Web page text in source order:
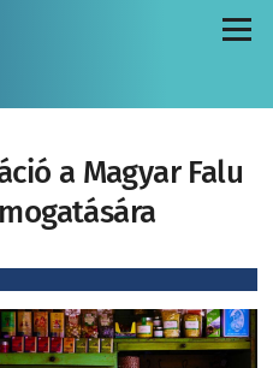
Menü
a Magyar Falu